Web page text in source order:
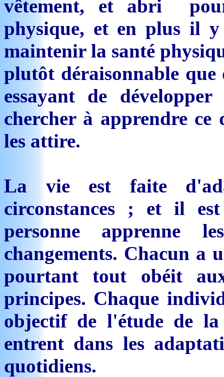
vêtement, et abri
physique, et en plus il y
maintenir la santé
plutôt déraisonnable
essayant de
chercher à apprendre
les attire.
La vie est faite
circonstances ; et il
personne apprenne
changements. Chacun a
pourtant tout obéit
principes. Chaque
objectif de l'étude de
entrent dans les
quotidiens.